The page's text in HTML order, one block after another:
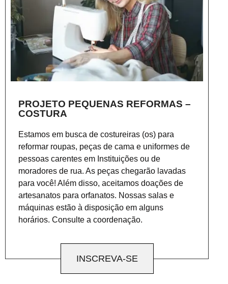
PROJETO PEQUENAS REFORMAS –
COSTURA
Estamos em busca de costureiras (os) para
reformar roupas, peças de cama e uniformes de
pessoas carentes em Instituições ou de
moradores de rua. As peças chegarão lavadas
para você! Além disso, aceitamos doações de
artesanatos para orfanatos. Nossas salas e
máquinas estão à disposição em alguns
horários. Consulte a coordenação.
INSCREVA-SE